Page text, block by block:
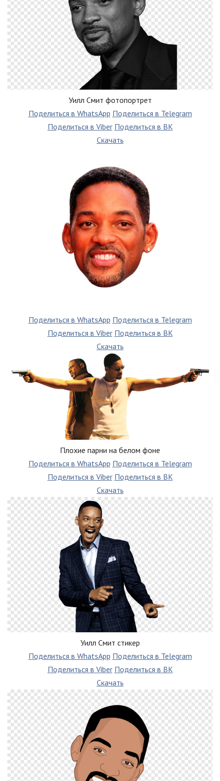
Уилл Смит фотопортрет
Поделиться в WhatsApp Поделиться в Telegram
Поделиться в Viber Поделиться в ВК
Скачать
Поделиться в WhatsApp Поделиться в Telegram
Поделиться в Viber Поделиться в ВК
Скачать
Плохие парни на белом фоне
Поделиться в WhatsApp Поделиться в Telegram
Поделиться в Viber Поделиться в ВК
Скачать
Уилл Смит стикер
Поделиться в WhatsApp Поделиться в Telegram
Поделиться в Viber Поделиться в ВК
Скачать